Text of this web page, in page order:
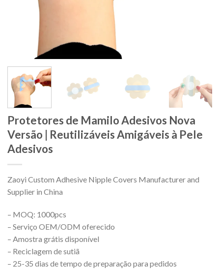
Protetores de Mamilo Adesivos Nova
Versão | Reutilizáveis Amigáveis à Pele
Adesivos
Zaoyi Custom Adhesive Nipple Covers Manufacturer and
Supplier in China
– MOQ: 1000pcs
– Serviço OEM/ODM oferecido
– Amostra grátis disponível
– Reciclagem de sutiã
– 25-35 dias de tempo de preparação para pedidos